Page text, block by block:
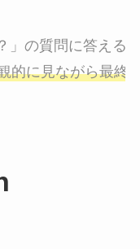
」の質問に答える
的に見ながら最終